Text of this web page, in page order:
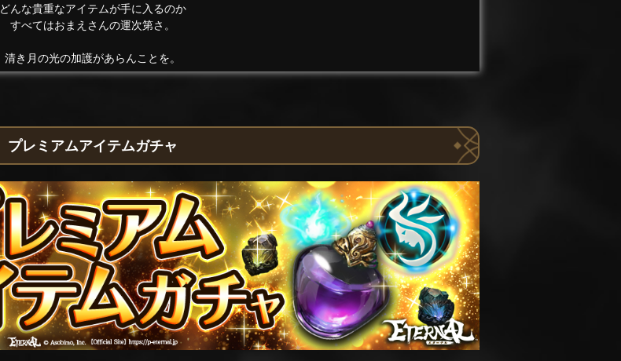
どんな貴重なアイテムが手に入るのか
すべてはおまえさんの運次第さ。
清き月の光の加護があらんことを。
プレミアムアイテムガチャ